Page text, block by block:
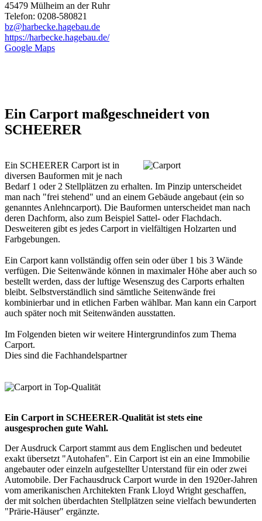
45479 Mülheim an der Ruhr
Telefon: 0208-580821
bz@harbecke.hagebau.de
https://harbecke.hagebau.de/
Google Maps
Ein Carport maßgeschneidert von
SCHEERER
Ein SCHEERER Carport ist in
diversen Bauformen mit je nach
Bedarf 1 oder 2 Stellplätzen zu erhalten. Im Pinzip unterscheidet
man nach "frei stehend" und an einem Gebäude angebaut (ein so
genanntes Anlehncarport). Die Bauformen unterscheidet man nach
deren Dachform, also zum Beispiel Sattel- oder Flachdach.
Desweiteren gibt es jedes Carport in vielfältigen Holzarten und
Farbgebungen.
Ein Carport kann vollständig offen sein oder über 1 bis 3 Wände
verfügen. Die Seitenwände können in maximaler Höhe aber auch so
bestellt werden, dass der luftige Wesenszug des Carports erhalten
bleibt. Selbstverständlich sind sämtliche Seitenwände frei
kombinierbar und in etlichen Farben wählbar. Man kann ein Carport
auch später noch mit Seitenwänden ausstatten.
Im Folgenden bieten wir weitere Hintergrundinfos zum Thema
Carport.
Dies sind die Fachhandelspartner
Ein Carport in SCHEERER-Qualität ist stets eine
ausgesprochen gute Wahl.
Der Ausdruck Carport stammt aus dem Englischen und bedeutet
exakt übersetzt "Autohafen". Ein Carport ist ein an eine Immobilie
angebauter oder einzeln aufgestellter Unterstand für ein oder zwei
Automobile. Der Fachausdruck Carport wurde in den 1920er-Jahren
vom amerikanischen Architekten Frank Lloyd Wright geschaffen,
der mit solchen überdachten Stellplätzen seine vielfach bewunderten
"Prärie-Häuser" ergänzte.